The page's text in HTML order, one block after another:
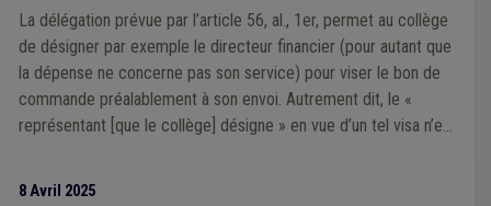
La délégation prévue par l’article 56, al., 1er, permet au collège
de désigner par exemple le directeur financier (pour autant que
la dépense ne concerne pas son service) pour viser le bon de
commande préalablement à son envoi. Autrement dit, le «
représentant [que le collège] désigne » en vue d’un tel visa n’est
8 Avril 2025